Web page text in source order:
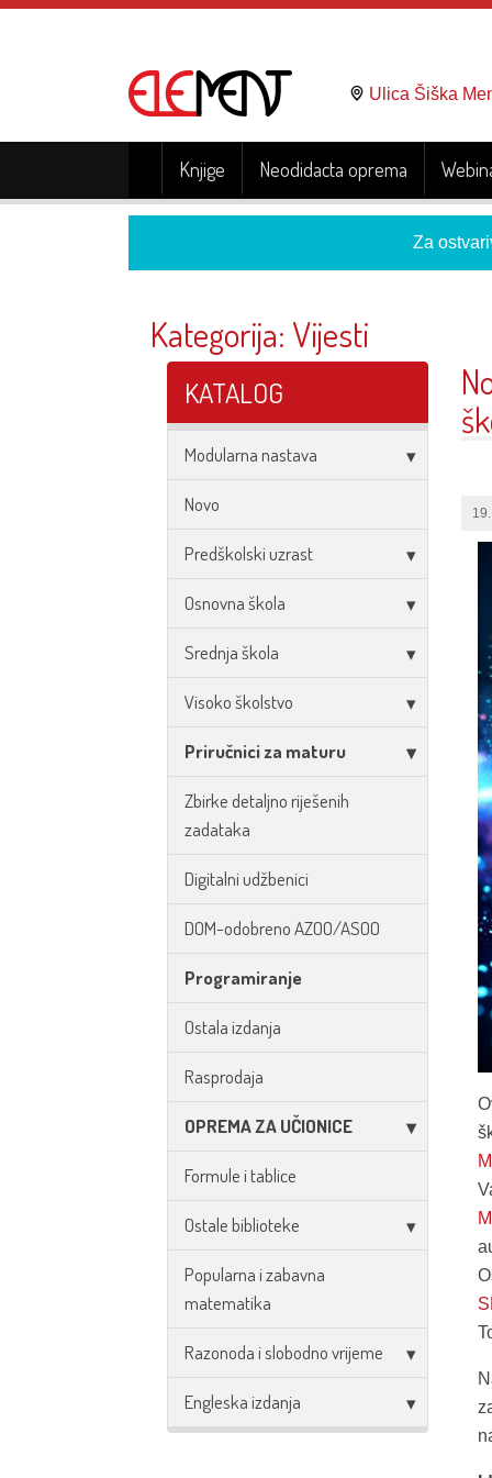
Ulica Šiška
Knjige Neodidacta oprema
Za
Kategorija: Vijesti
KATALOG
Modularna nastava
Novo
Predškolski uzrast
Osnovna škola
Srednja škola
Visoko školstvo
Priručnici za maturu
Zbirke detaljno riješenih
zadataka
Digitalni udžbenici
DOM-odobreno AZOO/ASOO
Programiranje
Ostala izdanja
Rasprodaja
OPREMA ZA UČIONICE
Formule i tablice
Ostale biblioteke
Popularna i zabavna
matematika
Razonoda i slobodno vrijeme
Engleska izdanja